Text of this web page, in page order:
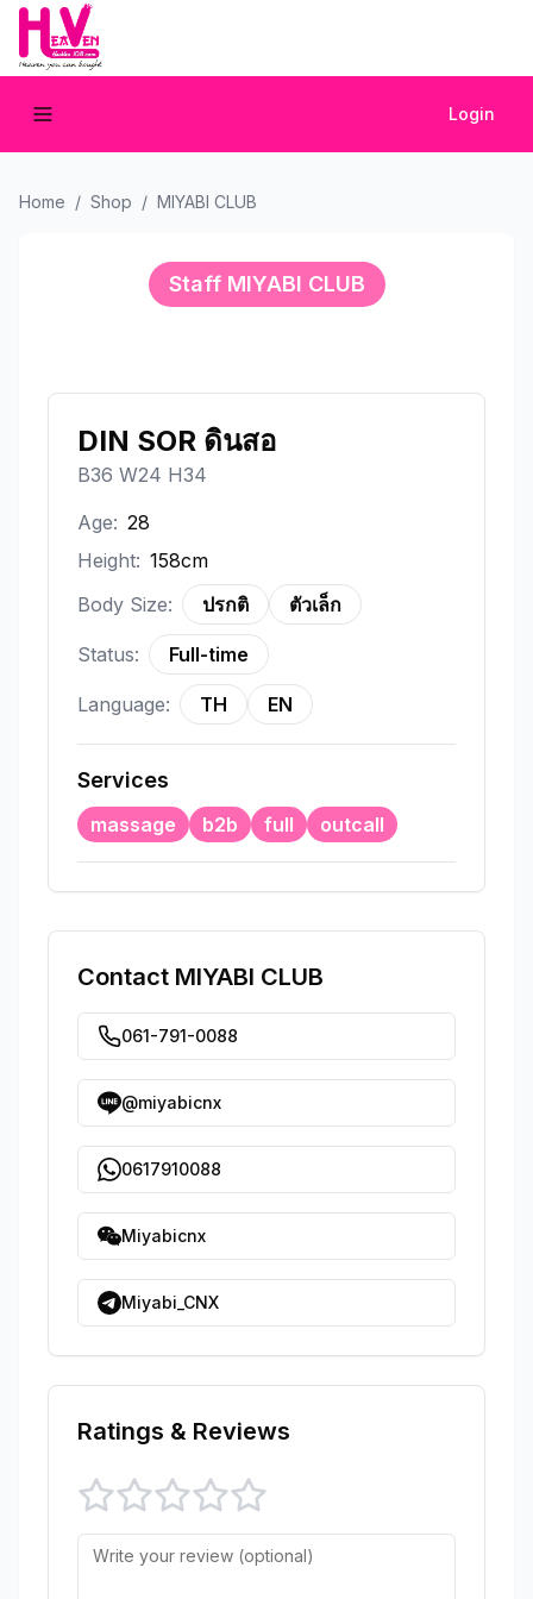
Login
Home / Shop / MIYABI CLUB
Staff MIYABI CLUB
DIN SOR ดินสอ
B36 W24 H34
Age: 28
Height: 158cm
Body Size:
ปรกติ ตัวเล็ก
Status: Full-time
Language: TH EN
Services
massage b2b full outcall
Contact MIYABI CLUB
061-791-0088
@miyabicnx
0617910088
Miyabicnx
Miyabi_CNX
Ratings & Reviews